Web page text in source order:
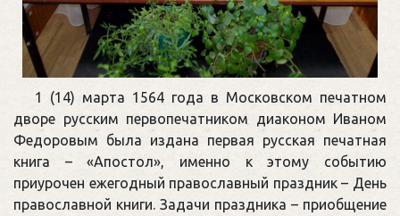
1 (14) марта 1564 года в Московском печатном
дворе русским первопечатником диаконом Иваном
Федоровым была издана первая русская печатная
книга – «Апостол», именно к этому событию
приурочен ежегодный православный праздник – День
православной книги. Задачи праздника – приобщение